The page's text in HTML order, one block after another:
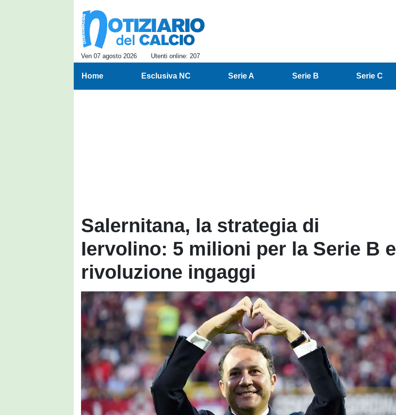
Ven 07 agosto 2026 Utenti online: 207
Home Esclusiva NC Serie A Serie B Serie C
Salernitana, la strategia di
Iervolino: 5 milioni per la Serie B e
rivoluzione ingaggi